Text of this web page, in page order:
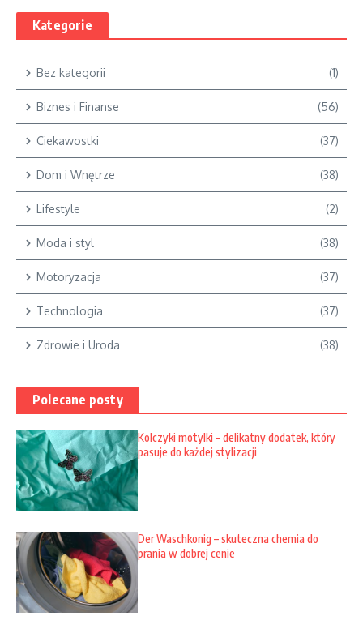
Kategorie
Bez kategorii (1)
Biznes i Finanse (56)
Ciekawostki (37)
Dom i Wnętrze (38)
Lifestyle (2)
Moda i styl (38)
Motoryzacja (37)
Technologia (37)
Zdrowie i Uroda (38)
Polecane posty
Kolczyki motylki – delikatny dodatek, który
pasuje do każdej stylizacji
Der Waschkonig – skuteczna chemia do
prania w dobrej cenie